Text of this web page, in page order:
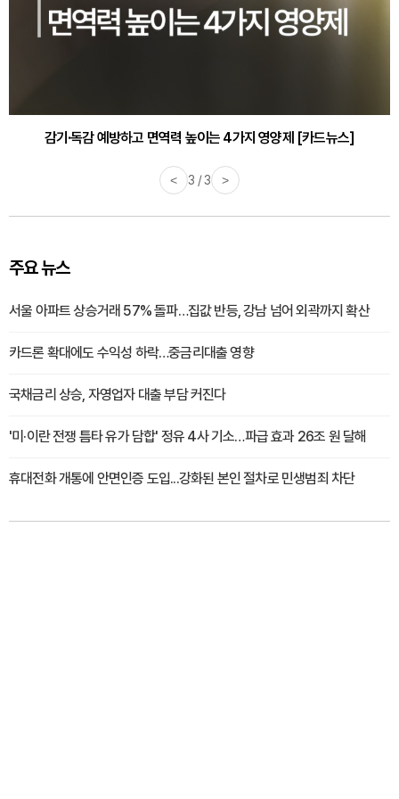
감기·독감 예방하고 면역력 높이는 4가지 영양제 [카드뉴스]
< 3 / 3 >
주요 뉴스
서울 아파트 상승거래 57% 돌파…집값 반등, 강남 넘어 외곽까지 확산
카드론 확대에도 수익성 하락…중금리대출 영향
국채금리 상승, 자영업자 대출 부담 커진다
'미·이란 전쟁 틈타 유가 담합' 정유 4사 기소…파급 효과 26조 원 달해
휴대전화 개통에 안면인증 도입...강화된 본인 절차로 민생범죄 차단